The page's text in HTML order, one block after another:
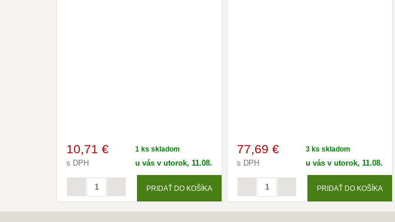
10,71 €
s DPH
1 ks skladom
u vás v utorok, 11.08.
PRIDAŤ DO KOŠÍKA
77,69 €
s DPH
3 ks skladom
u vás v utorok, 11.08.
PRIDAŤ DO KOŠÍKA